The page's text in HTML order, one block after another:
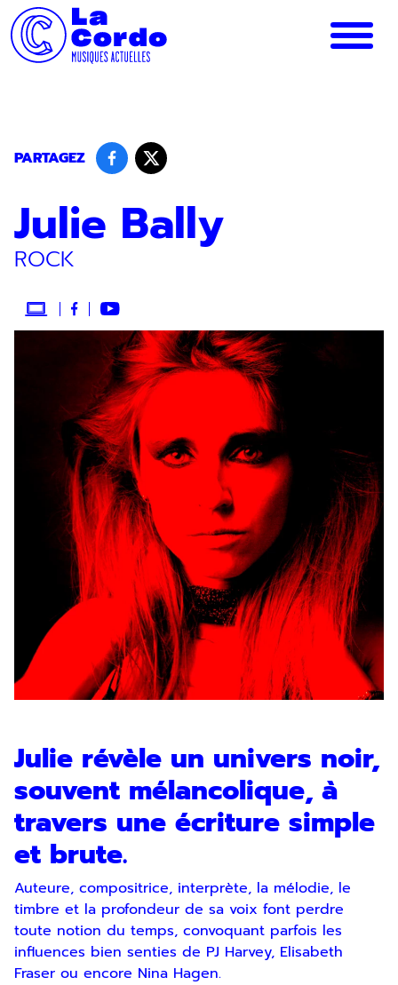
Panneau de gestion des cookies
PARTAGEZ
Julie Bally
ROCK
Julie révèle un univers noir,
souvent mélancolique, à
travers une écriture simple
et brute.
Auteure, compositrice, interprète, la mélodie, le
timbre et la profondeur de sa voix font perdre
toute notion du temps, convoquant parfois les
influences bien senties de PJ Harvey, Elisabeth
Fraser ou encore Nina Hagen.